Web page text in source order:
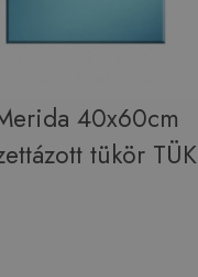
40x60cm
tükör TÜK